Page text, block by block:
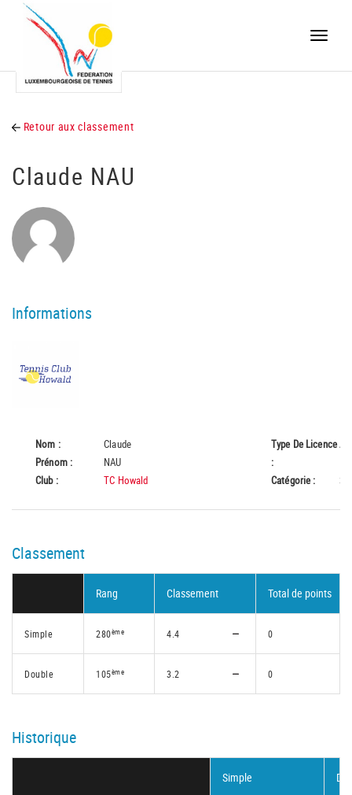
Toggle
Retour aux classement
Claude NAU
Informations
Nom :
Claude
Prénom :
NAU
Club :
TC Howald
Type De Licence
:
A
Catégorie :
Classement
Rang Classement Total de points
Simple 280ème 4.4 0
Double 105ème 3.2 0
Historique
Simple